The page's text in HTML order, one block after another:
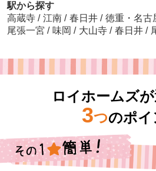
駅から探す
高蔵寺 / 江南 / 春日井 / 徳重・名古
尾張一宮 / 味岡 / 大山寺 / 春日井 /
ロイホームズ
3つのポイ